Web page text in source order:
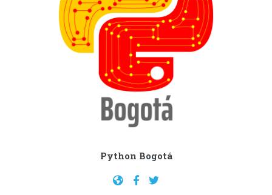
Python Bogotá